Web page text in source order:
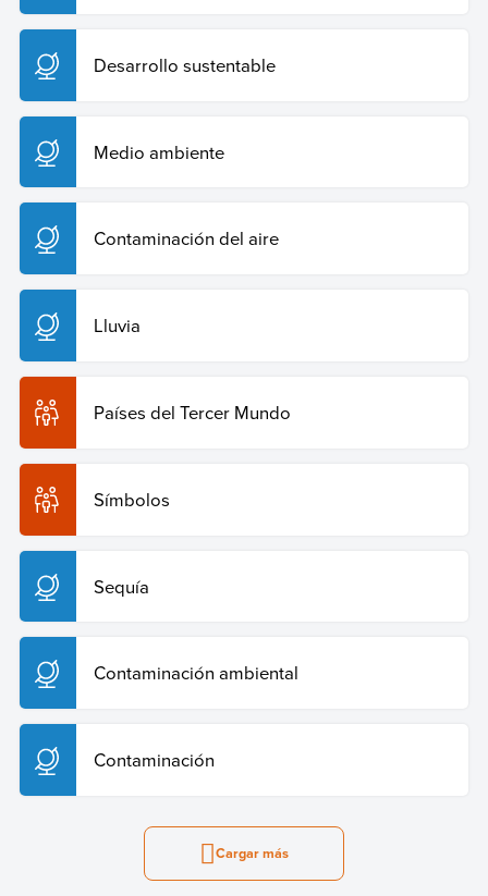
Desarrollo sustentable
Medio ambiente
Contaminación del aire
Lluvia
Países del Tercer Mundo
Símbolos
Sequía
Contaminación ambiental
Contaminación
Cargar más